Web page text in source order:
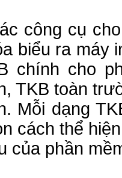
công cụ
biểu ra máy
chính cho
TKB toàn
Mỗi dạng
cách thể
của phần